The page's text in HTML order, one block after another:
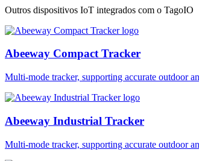
Outros dispositivos IoT integrados com o TagoIO
Abeeway Compact Tracker
Multi-mode tracker, supporting accurate outdoor
Abeeway Industrial Tracker
Multi-mode tracker, supporting accurate outdoor